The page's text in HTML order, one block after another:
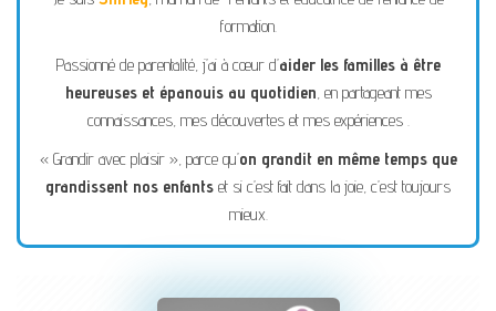
formation.
Passionné de parentalité, j’ai à cœur d’aider les familles à être
heureuses et épanouis au quotidien, en partageant mes
connaissances, mes découvertes et mes expériences .
« Grandir avec plaisir », parce qu’on grandit en même temps que
grandissent nos enfants et si c’est fait dans la joie, c’est toujours
mieux.